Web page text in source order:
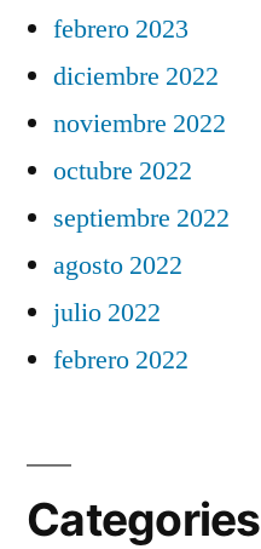
febrero 2023
diciembre 2022
noviembre 2022
octubre 2022
septiembre 2022
agosto 2022
julio 2022
febrero 2022
Categories